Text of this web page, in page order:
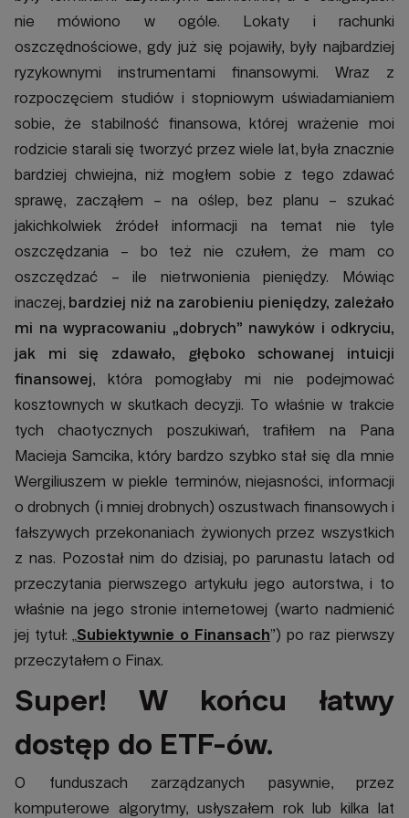
nie mówiono w ogóle. Lokaty i rachunki
oszczędnościowe, gdy już się pojawiły, były najbardziej
ryzykownymi instrumentami finansowymi. Wraz z
rozpoczęciem studiów i stopniowym uświadamianiem
sobie, że stabilność finansowa, której wrażenie moi
rodzicie starali się tworzyć przez wiele lat, była znacznie
bardziej chwiejna, niż mogłem sobie z tego zdawać
sprawę, zacząłem – na oślep, bez planu – szukać
jakichkolwiek źródeł informacji na temat nie tyle
oszczędzania – bo też nie czułem, że mam co
oszczędzać – ile nietrwonienia pieniędzy. Mówiąc
inaczej, bardziej niż na zarobieniu pieniędzy, zależało
mi na wypracowaniu „dobrych” nawyków i odkryciu,
jak mi się zdawało, głęboko schowanej intuicji
finansowej, która pomogłaby mi nie podejmować
kosztownych w skutkach decyzji. To właśnie w trakcie
tych chaotycznych poszukiwań, trafiłem na Pana
Macieja Samcika, który bardzo szybko stał się dla mnie
Wergiliuszem w piekle terminów, niejasności, informacji
o drobnych (i mniej drobnych) oszustwach finansowych i
fałszywych przekonaniach żywionych przez wszystkich
z nas. Pozostał nim do dzisiaj, po parunastu latach od
przeczytania pierwszego artykułu jego autorstwa, i to
właśnie na jego stronie internetowej (warto nadmienić
jej tytuł: „Subiektywnie o Finansach”) po raz pierwszy
przeczytałem o Finax.
Super! W końcu łatwy
dostęp do ETF-ów.
O funduszach zarządzanych pasywnie, przez
komputerowe algorytmy, usłyszałem rok lub kilka lat